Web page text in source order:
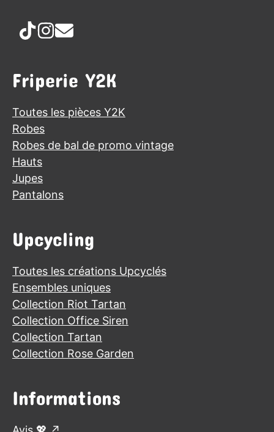
Friperie Y2K
Toutes les pièces Y2K
Robes
Robes de bal de promo vintage
Hauts
Jupes
Pantalons
Upcycling
Toutes les créations Upcyclés
Ensembles uniques
Collection Riot Tartan
Collection Office Siren
Collection Tartan
Collection Rose Garden
Informations